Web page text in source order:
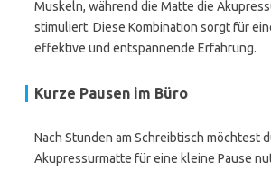
Muskeln, während die Matte die
stimuliert. Diese Kombination sorgt für
effektive und entspannende Erfahrung.
Kurze Pausen im Büro
Nach Stunden am Schreibtisch möchtest
Akupressurmatte für eine kleine Pause